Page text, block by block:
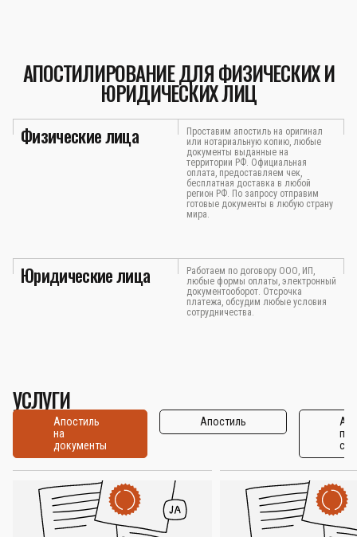
АПОСТИЛИРОВАНИЕ ДЛЯ ФИЗИЧЕСКИХ И
ЮРИДИЧЕСКИХ ЛИЦ
Физические лица
Проставим апостиль на оригинал
или нотариальную копию, любые
документы выданные на
территории РФ. Официальная
оплата, предоставляем чек,
бесплатная доставка в любой
регион РФ. По запросу отправим
готовые документы в любую страну
мира.
Юридические лица
Работаем по договору ООО, ИП,
любые формы оплаты, электронный
документооборот. Отсрочка
платежа, обсудим любые условия
сотрудничества.
УСЛУГИ
Апостиль
на
документы
Апостиль
по